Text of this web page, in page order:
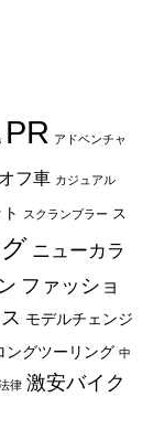
PR アドベンチャ
オフ車 カジュアル
スクランブラー ス
ニューカラ
ファッショ
モデルチェンジ
ングツーリング 中
律 激安バイク